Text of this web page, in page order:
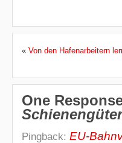
« Von den Hafenarbeitern
One
Pingback: EU-